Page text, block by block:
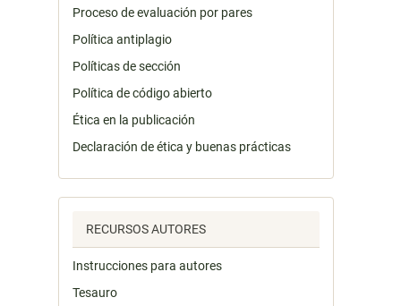
Proceso de evaluación por pares
Política antiplagio
Políticas de sección
Política de código abierto
Ética en la publicación
Declaración de ética y buenas prácticas
RECURSOS AUTORES
Instrucciones para autores
Tesauro